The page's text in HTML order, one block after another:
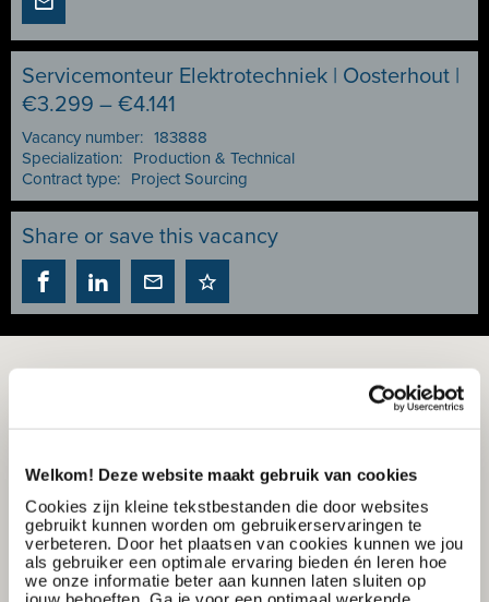
Welkom! Deze website maakt gebruik van cookies
Cookies zijn kleine tekstbestanden die door websites
gebruikt kunnen worden om gebruikerservaringen te
verbeteren. Door het plaatsen van cookies kunnen we jou
als gebruiker een optimale ervaring bieden én leren hoe
we onze informatie beter aan kunnen laten sluiten op
Servicemonteur Elektrotechniek | Oosterhout |
€3.299 – €4.141
Vacancy number: 183888
Specialization:
Production & Technical
Contract type:
Project Sourcing
Share or save this vacancy